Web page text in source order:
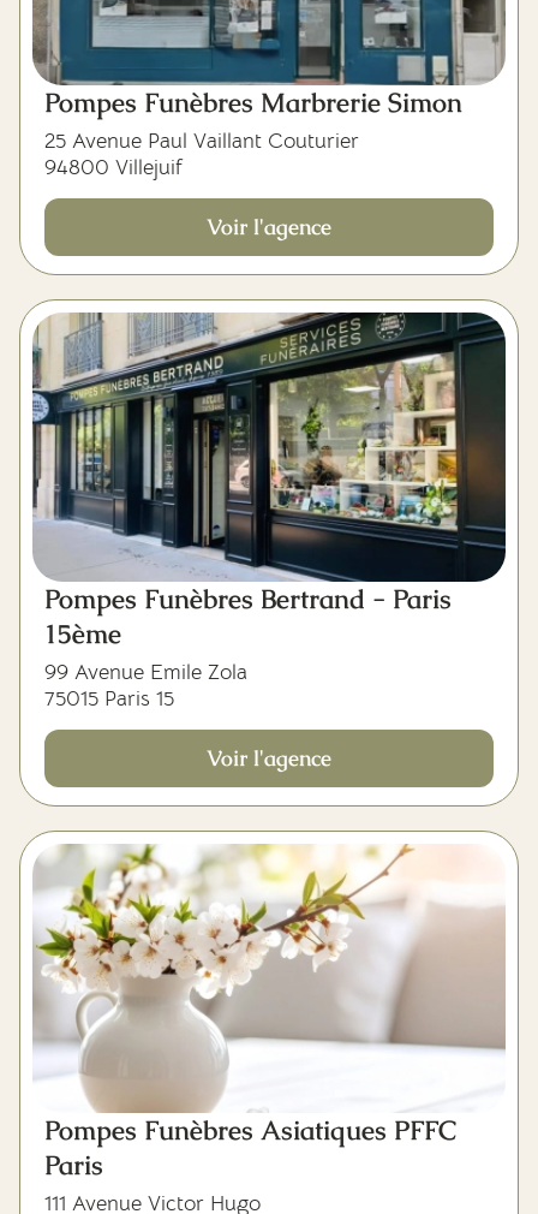
Pompes Funèbres Marbrerie Simon
25 Avenue Paul Vaillant Couturier
94800 Villejuif
Voir l'agence
Pompes Funèbres Bertrand - Paris
15ème
99 Avenue Emile Zola
75015 Paris 15
Voir l'agence
Pompes Funèbres Asiatiques PFFC
Paris
111 Avenue Victor Hugo